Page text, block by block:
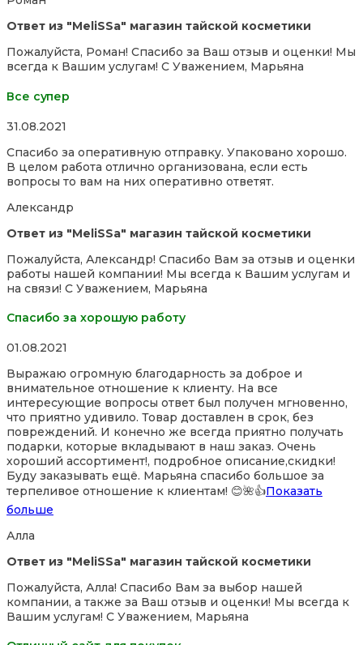
Ответ из "MeliSSa" магазин тайской косметики
Пожалуйста, Роман! Спасибо за Ваш отзыв и оценки! Мы
всегда к Вашим услугам! С Уважением, Марьяна
Все супер
Rated
out
of
5
31.08.2021
Спасибо за оперативную отправку. Упаковано хорошо.
В целом работа отлично организована, если есть
вопросы то вам на них оперативно ответят.
Александр
Ответ из "MeliSSa" магазин тайской косметики
Пожалуйста, Александр! Спасибо Вам за отзыв и оценки
работы нашей компании! Мы всегда к Вашим услугам и
на связи! С Уважением, Марьяна
Спасибо за хорошую работу
Rated
out
of
5
01.08.2021
Выражаю огромную благодарность за доброе и
внимательное отношение к клиенту. На все
интересующие вопросы ответ был получен мгновенно,
что приятно удивило. Товар доставлен в срок, без
повреждений. И конечно же всегда приятно получать
подарки, которые вкладывают в наш заказ. Очень
хороший ассортимент!, подробное описание,скидки!
Буду заказывать ещё. Марьяна спасибо большое за
терпеливое отношение к клиентам! 😊🌺👍Показать
больше
Алла
Ответ из "MeliSSa" магазин тайской косметики
Пожалуйста, Алла! Спасибо Вам за выбор нашей
компании, а также за Ваш отзыв и оценки! Мы всегда к
Вашим услугам! С Уважением, Марьяна